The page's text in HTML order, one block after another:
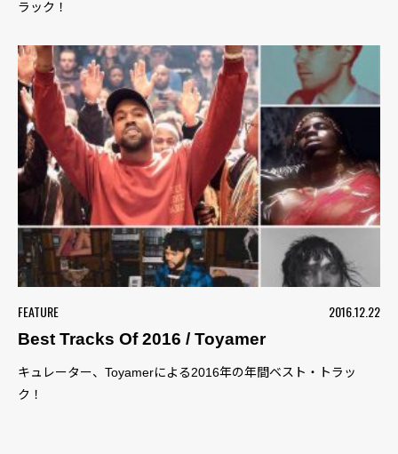
ラック！
FEATURE
2016.12.22
Best Tracks Of 2016 / Toyamer
キュレーター、Toyamerによる2016年の年間ベスト・トラッ
ク！